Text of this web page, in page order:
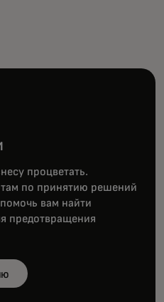
процветать.
по принятию решений
вам найти
предотвращения